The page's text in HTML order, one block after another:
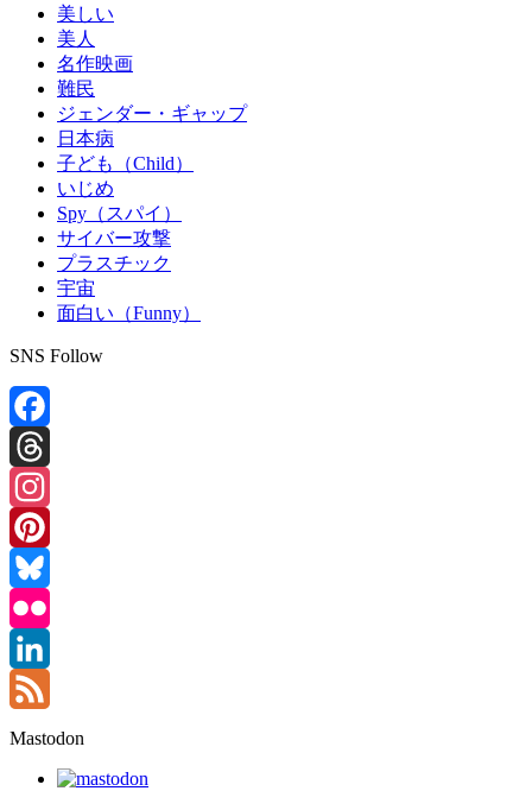
美しい
美人
名作映画
難民
ジェンダー・ギャップ
日本病
子ども（Child）
いじめ
Spy（スパイ）
サイバー攻撃
プラスチック
宇宙
面白い（Funny）
SNS Follow
Facebook
Threads
Instagram
Pinterest
Bluesky
Flickr
LinkedIn
Feed
Mastodon